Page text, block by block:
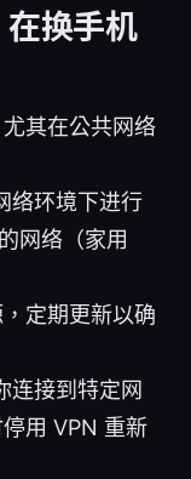
换手机
其在公共网络
络环境下进行
网络（家用
定期更新以确
连接到特定网
用 VPN 重新